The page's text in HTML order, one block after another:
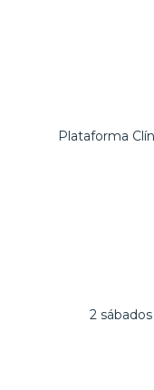
Plataforma
2